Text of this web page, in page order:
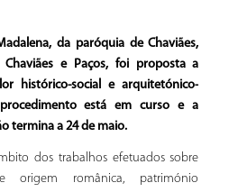
da paróquia de Chaviães,
Chaviães e Paços, foi proposta a
histórico-social e arquitetónico-
está em curso e a
termina a 24 de maio.
dos trabalhos efetuados sobre
origem românica, património